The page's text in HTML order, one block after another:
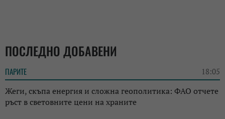
ПОСЛЕДНО ДОБАВЕНИ
ПАРИТЕ 18:05
Жеги, скъпа енергия и сложна геополитика: ФАО отчете
ръст в световните цени на храните